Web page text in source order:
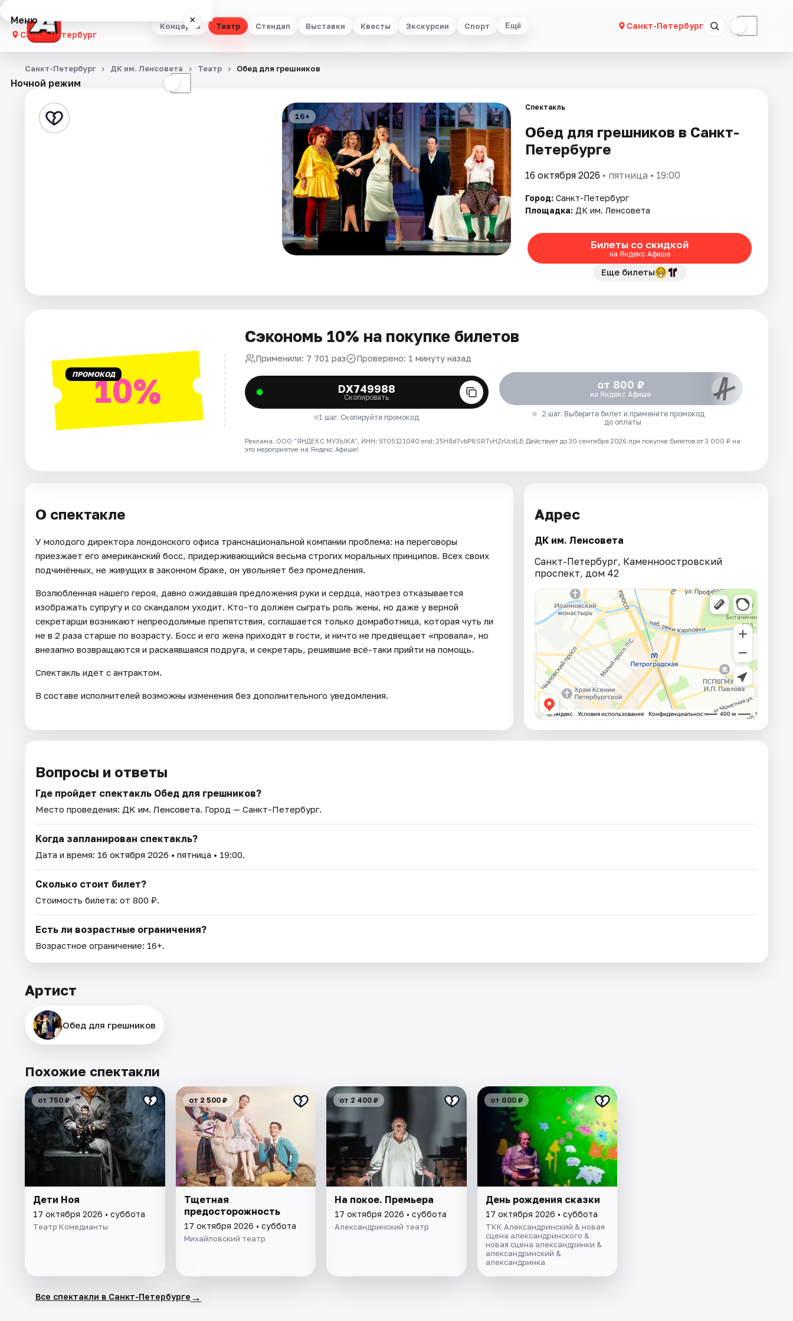
Концерты Театр Стендап Выставки Квесты Экскурсии Спорт Ещё Санкт-Петербург ☾
Меню ×
Санкт-Петербург
Концерты
Стендап
Города
Рейтинги
Ночной режим ☾
Санкт-Петербург ДК им. Ленсовета Театр Обед для грешников
16+
Спектакль
Обед для грешников в Санкт-
Петербурге
16 октября 2026 • пятница • 19:00
Город: Санкт-Петербург
Площадка: ДК им. Ленсовета
Билеты со скидкой
на Яндекс Афише
Еще билеты
ПРОМОКОД10%
Сэкономь 10% на покупке билетов
Применили: 7 701 раз Проверено: 1 минуту назад
DX749988
Скопировать
1 шаг. Скопируйте промокод
от 800 ₽
на Яндекс Афише
2 шаг. Выберите билет и примените промокод
до оплаты
Реклама. ООО "ЯНДЕКС МУЗЫКА", ИНН: 9705121040 erid: 25H8d7vbP8SRTvHZrUcdLB Действует до 30 сентября 2026 при покупке билетов от 3 000 ₽ на
это мероприятие на Яндекс Афише!
О спектакле
У молодого директора лондонского офиса транснациональной компании проблема: на переговоры
приезжает его американский босс, придерживающийся весьма строгих моральных принципов. Всех своих
подчинённых, не живущих в законном браке, он увольняет без промедления.
Возлюбленная нашего героя, давно ожидавшая предложения руки и сердца, наотрез отказывается
изображать супругу и со скандалом уходит. Кто-то должен сыграть роль жены, но даже у верной
секретарши возникают непреодолимые препятствия, соглашается только домработница, которая чуть ли
не в 2 раза старше по возрасту. Босс и его жена приходят в гости, и ничто не предвещает «провала», но
внезапно возвращаются и раскаявшаяся подруга, и секретарь, решившие всё-таки прийти на помощь.
Спектакль идёт с антрактом.
В составе исполнителей возможны изменения без дополнительного уведомления.
Адрес
ДК им. Ленсовета
Санкт-Петербург, Каменноостровский
проспект, дом 42
Вопросы и ответы
Где пройдет спектакль Обед для грешников?
Место проведения: ДК им. Ленсовета. Город — Санкт-Петербург.
Когда запланирован спектакль?
Дата и время: 16 октября 2026 • пятница • 19:00.
Сколько стоит билет?
Стоимость билета: от 800 ₽.
Есть ли возрастные ограничения?
Возрастное ограничение: 16+.
Артист
Обед для грешников
Похожие спектакли
от 750 ₽
Дети Ноя
17 октября 2026 • суббота
Театр Комедианты
от 2 500 ₽
Тщетная
предосторожность
17 октября 2026 • суббота
Михайловский театр
от 2 400 ₽
На покое. Премьера
17 октября 2026 • суббота
Александринский театр
от 600 ₽
День рождения сказки
17 октября 2026 • суббота
ТКК Александринский & новая
сцена александринского &
новая сцена александринки &
александринский &
александринка
Все спектакли в Санкт-Петербурге →